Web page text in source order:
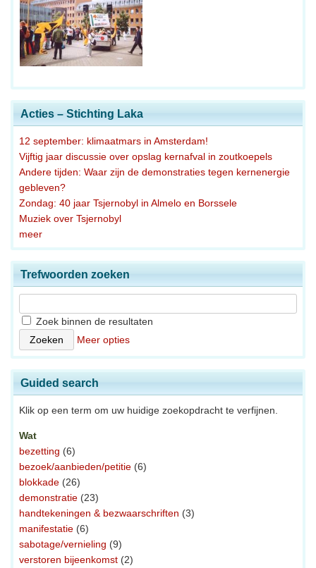
Acties – Stichting Laka
12 september: klimaatmars in Amsterdam!
Vijftig jaar discussie over opslag kernafval in zoutkoepels
Andere tijden: Waar zijn de demonstraties tegen kernenergie
gebleven?
Zondag: 40 jaar Tsjernobyl in Almelo en Borssele
Muziek over Tsjernobyl
meer
Trefwoorden zoeken
Zoek binnen de resultaten
Meer opties
Guided search
Klik op een term om uw huidige zoekopdracht te verfijnen.
Wat
bezetting (6)
bezoek/aanbieden/petitie (6)
blokkade (26)
demonstratie (23)
handtekeningen & bezwaarschriften (3)
manifestatie (6)
sabotage/vernieling (9)
verstoren bijeenkomst (2)